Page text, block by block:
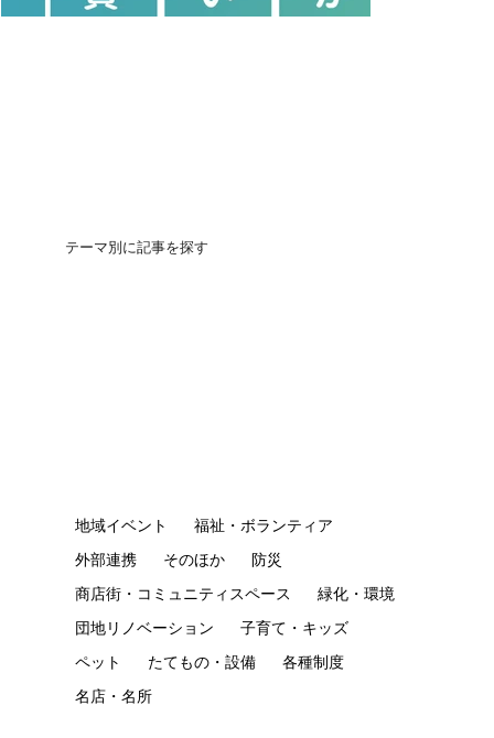
団地の買いかたテーマ別に記事を探す
地域イベント
福祉・ボランティア
外部連携
そのほか
防災
商店街・コミュニティスペース
緑化・環境
団地リノベーション
子育て・キッズ
ペット
たてもの・設備
各種制度
名店・名所